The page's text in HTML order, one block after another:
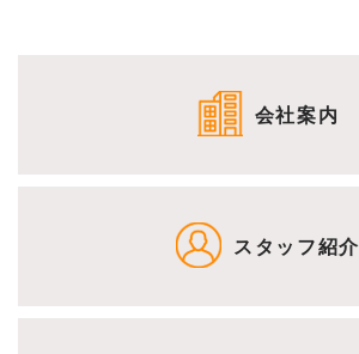
会社案内
スタッフ紹介